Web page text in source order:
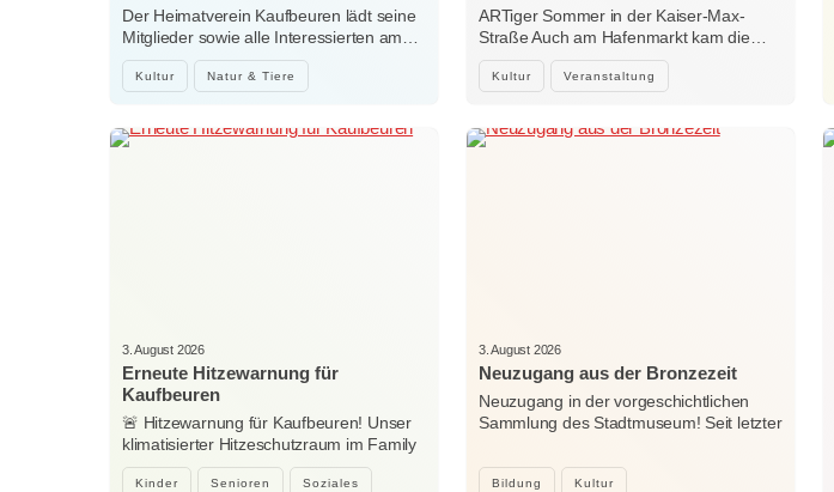
Kultur Natur & Tiere
Der Heimatverein Kaufbeuren lädt seine
Mitglieder sowie alle Interessierten am…
Kultur Veranstaltung
ARTiger Sommer in der Kaiser-Max-
Straße Auch am Hafenmarkt kam die…
Kinder Senioren Soziales
3. August 2026
Erneute Hitzewarnung für
Kaufbeuren
🚨 Hitzewarnung für Kaufbeuren! Unser
klimatisierter Hitzeschutzraum im Family
Center…
Bildung Kultur
3. August 2026
Neuzugang aus der Bronzezeit
Neuzugang in der vorgeschichtlichen
Sammlung des Stadtmuseum! Seit letzter